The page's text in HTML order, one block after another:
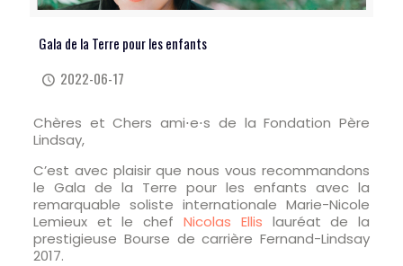
Gala de la Terre pour les enfants
2022-06-17
Chères et Chers ami⋅e⋅s de la Fondation Père
Lindsay,
C’est avec plaisir que nous vous recommandons
le Gala de la Terre pour les enfants avec la
remarquable soliste internationale Marie-Nicole
Lemieux et le chef Nicolas Ellis lauréat de la
prestigieuse Bourse de carrière Fernand-Lindsay
2017.